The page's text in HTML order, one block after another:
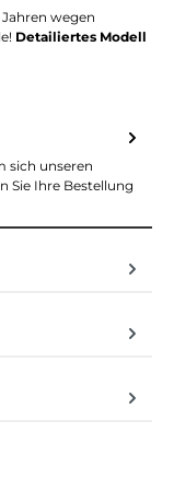
wegen
Detailiertes Modell
sich unseren
Sie Ihre Bestellung